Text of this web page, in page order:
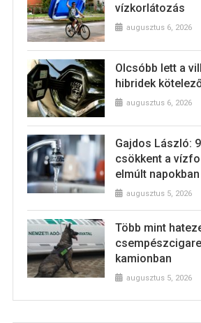
vízkorlátozás
augusztus 6, 2026
Olcsóbb lett a
hibridek
augusztus 6, 2026
Gajdos László:
csökkent a
elmúlt napokban
augusztus 5, 2026
Több mint
kamionban
augusztus 5, 2026